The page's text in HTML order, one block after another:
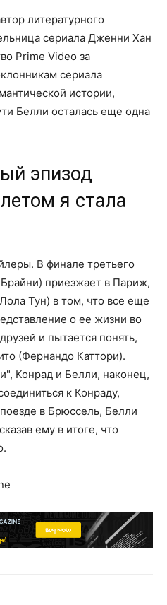
литературного
сериала Дженни Хан
Prime Video за
сериала
истории,
Белли осталась еще одна
эпизод
я стала
В финале третьего
приезжает в Париж,
Тун) в том, что все еще
о ее жизни во
и пытается понять,
(Фернандо Каттори).
Конрад и Белли, наконец,
к Конраду,
в Брюссель, Белли
ему в итоге, что